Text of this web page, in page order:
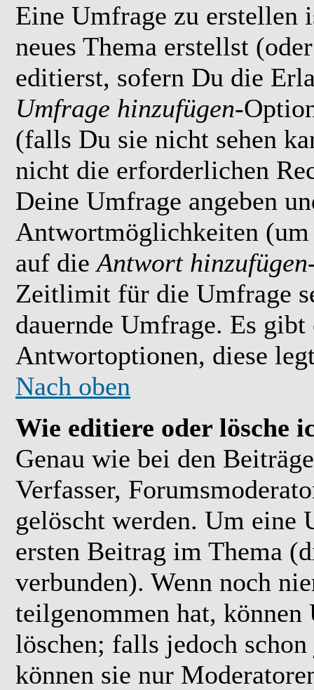
Eine Umfrage zu erstellen
neues Thema erstellst
editierst, sofern Du die
Umfrage hinzufügen-
(falls Du sie nicht sehen
nicht die erforderlichen
Deine Umfrage angeben
Antwortmöglichkeiten
auf dieAntwort hinzufügen
Zeitlimit für die Umfrage
dauernde Umfrage. Es
Antwortoptionen, diese
Nach oben
Wie editiere oder lösche
Genau wie bei den
Verfasser,
gelöscht werden. Um eine
ersten Beitrag im Thema
verbunden). Wenn noch
teilgenommen hat,
löschen; falls jedoch
können sie nur